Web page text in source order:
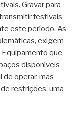
Gravar para
festivais
este período. As
exigem
que
disponíveis
de operar, mas
restrições, uma